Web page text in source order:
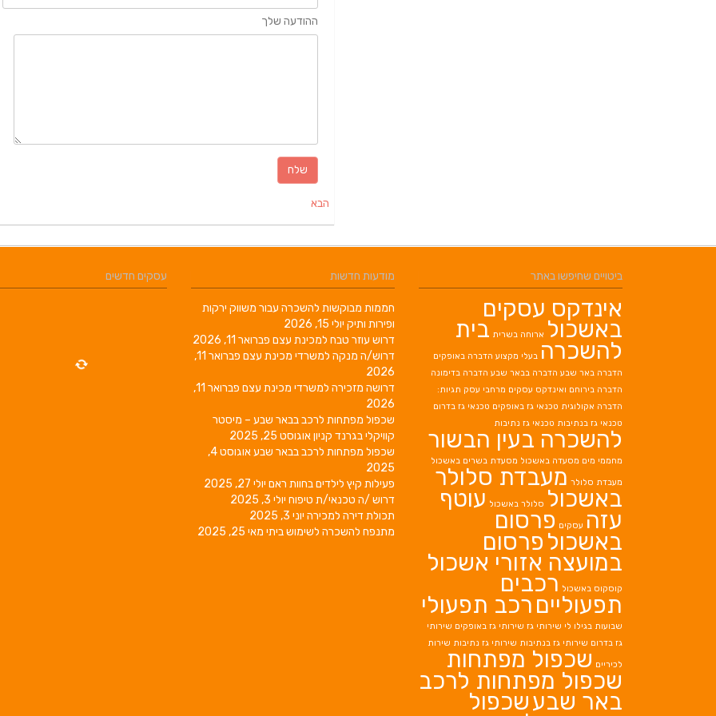
ההודעה שלך
הבא
עסקים חדשים מודעות חדשות
חממות מבוקשות להשכרה עבור משווק ירקות
ופירות ותיק יולי 15, 2026
דרוש עוזר טבח למכינת עצם פברואר 11, 2026
דרוש/ה מנקה למשרדי מכינת עצם
פברואר 11,
2026
דרושה מזכירה למשרדי מכינת עצם
פברואר 11,
2026
שכפול מפתחות לרכב בבאר שבע – מיסטר
קוויקלי בגרנד קניוןאוגוסט 25, 2025
שכפול מפתחות לרכב בבאר שבע
אוגוסט 4,
2025
פעילות קיץ לילדים בחוות ראם יולי 27, 2025
דרוש /ה טכנאי/ת טיפוח יולי 3, 2025
תכולת דירה למכירה יוני 3, 2025
מתנפח להשכרה לשימוש ביתי מאי 25, 2025
ביטויים שחיפשו באתר
אינדקס עסקים
באשכול ארוחה בשרית בית
להשכרה בעלי מקצוע הדברה באופקים
הדברה באר שבע הדברה בבאר שבע הדברה בדימונה
הדברה בירוחם ואינדקס עסקים מרחבי עסק תגיות:
הדברה אקולוגית טכנאי גז באופקים טכנאי גז בדרום
טכנאי גז בנתיבות טכנאי גז נתיבות
להשכרה בעין הבשור
מחממי מים מסעדה באשכול מסעדת בשרים באשכול
מעבדת סלולר מעבדת סלולר
באשכול סלולר באשכול עוטף
עזה עסקים פרסום
באשכול פרסום
במועצה אזורי אשכול
קוסקוס באשכול רכבים
תפעוליים רכב תפעולי
שבועות בגילו לי שירותי גז שירותי גז באופקים שירותי
גז בדרום שירותי גז בנתיבות שירותי גז נתיבות שירות
לכיריים שכפול מפתחות
שכפול מפתחות לרכב
באר שבעשכפול